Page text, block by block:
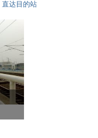
直达目的站